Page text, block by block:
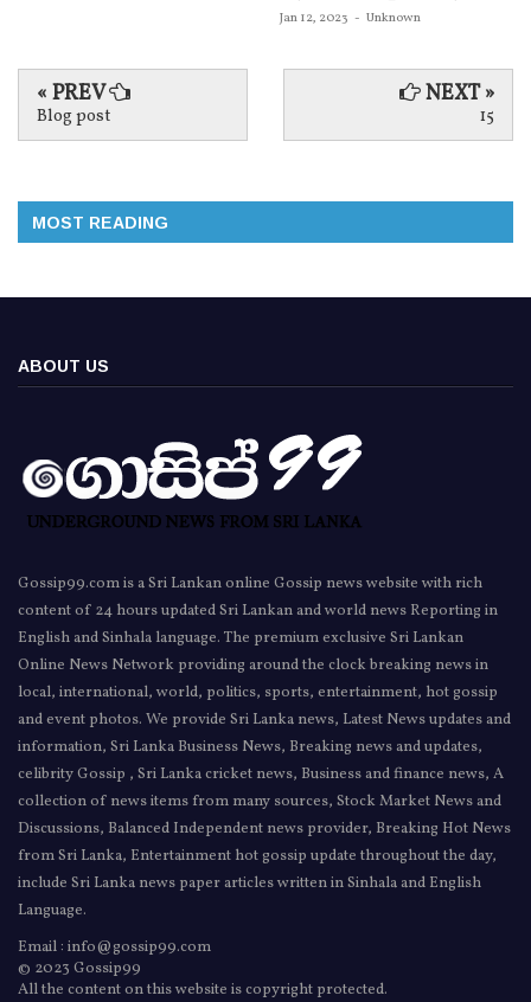
Jan 12, 2023 - Unknown
« PREV
Blog post
NEXT »
15
MOST READING
ABOUT US
Gossip99.com is a Sri Lankan online Gossip news website with rich
content of 24 hours updated Sri Lankan and world news Reporting in
English and Sinhala language. The premium exclusive Sri Lankan
Online News Network providing around the clock breaking news in
local, international, world, politics, sports, entertainment, hot gossip
and event photos. We provide Sri Lanka news, Latest News updates and
information, Sri Lanka Business News, Breaking news and updates,
celibrity Gossip , Sri Lanka cricket news, Business and finance news, A
collection of news items from many sources, Stock Market News and
Discussions, Balanced Independent news provider, Breaking Hot News
from Sri Lanka, Entertainment hot gossip update throughout the day,
include Sri Lanka news paper articles written in Sinhala and English
Language.
Email : info@gossip99.com
© 2023 Gossip99
All the content on this website is copyright protected.